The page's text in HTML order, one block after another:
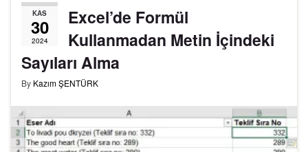
KAS
30
2024
Excel’de Formül
Kullanmadan Metin İçindeki
Sayıları Alma
By Kazım ŞENTÜRK